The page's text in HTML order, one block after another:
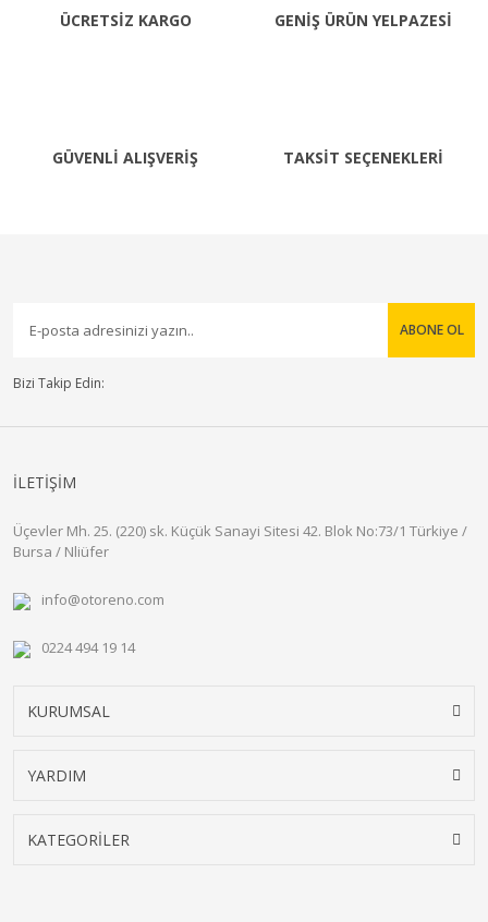
ÜCRETSİZ KARGO GENİŞ ÜRÜN YELPAZESİ
GÜVENLİ ALIŞVERİŞ TAKSİT SEÇENEKLERİ
ABONE OL
Bizi Takip Edin:
İLETİŞİM
Üçevler Mh. 25. (220) sk. Küçük Sanayi Sitesi 42. Blok No:73/1 Türkiye /
Bursa / Nliüfer
info@otoreno.com
0224 494 19 14
KURUMSAL
YARDIM
KATEGORİLER